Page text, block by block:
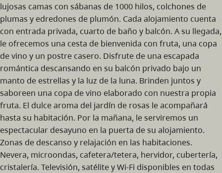
lujosas camas con sábanas de 1000 hilos, colchones de
plumas y edredones de plumón. Cada alojamiento cuenta
con entrada privada, cuarto de baño y balcón. A su llegada,
le ofrecemos una cesta de bienvenida con fruta, una copa
de vino y un postre casero. Disfrute de una escapada
romántica descansando en su balcón privado bajo un
manto de estrellas y la luz de la luna. Brinden juntos y
saboreen una copa de vino elaborado con nuestra propia
fruta. El dulce aroma del jardín de rosas le acompañará
hasta su habitación. Por la mañana, le serviremos un
espectacular desayuno en la puerta de su alojamiento.
Zonas de descanso y relajación en las habitaciones.
Nevera, microondas, cafetera/tetera, hervidor, cubertería,
cristalería. Televisión, satélite y Wi-Fi disponibles en todas